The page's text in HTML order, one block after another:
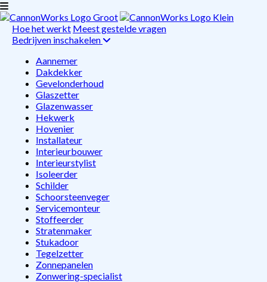
Hoe het werkt Meest gestelde vragen
Bedrijven inschakelen
Aannemer
Dakdekker
Gevelonderhoud
Glaszetter
Glazenwasser
Hekwerk
Hovenier
Installateur
Interieurbouwer
Interieurstylist
Isoleerder
Schilder
Schoorsteenveger
Servicemonteur
Stoffeerder
Stratenmaker
Stukadoor
Tegelzetter
Zonnepanelen
Zonwering-specialist